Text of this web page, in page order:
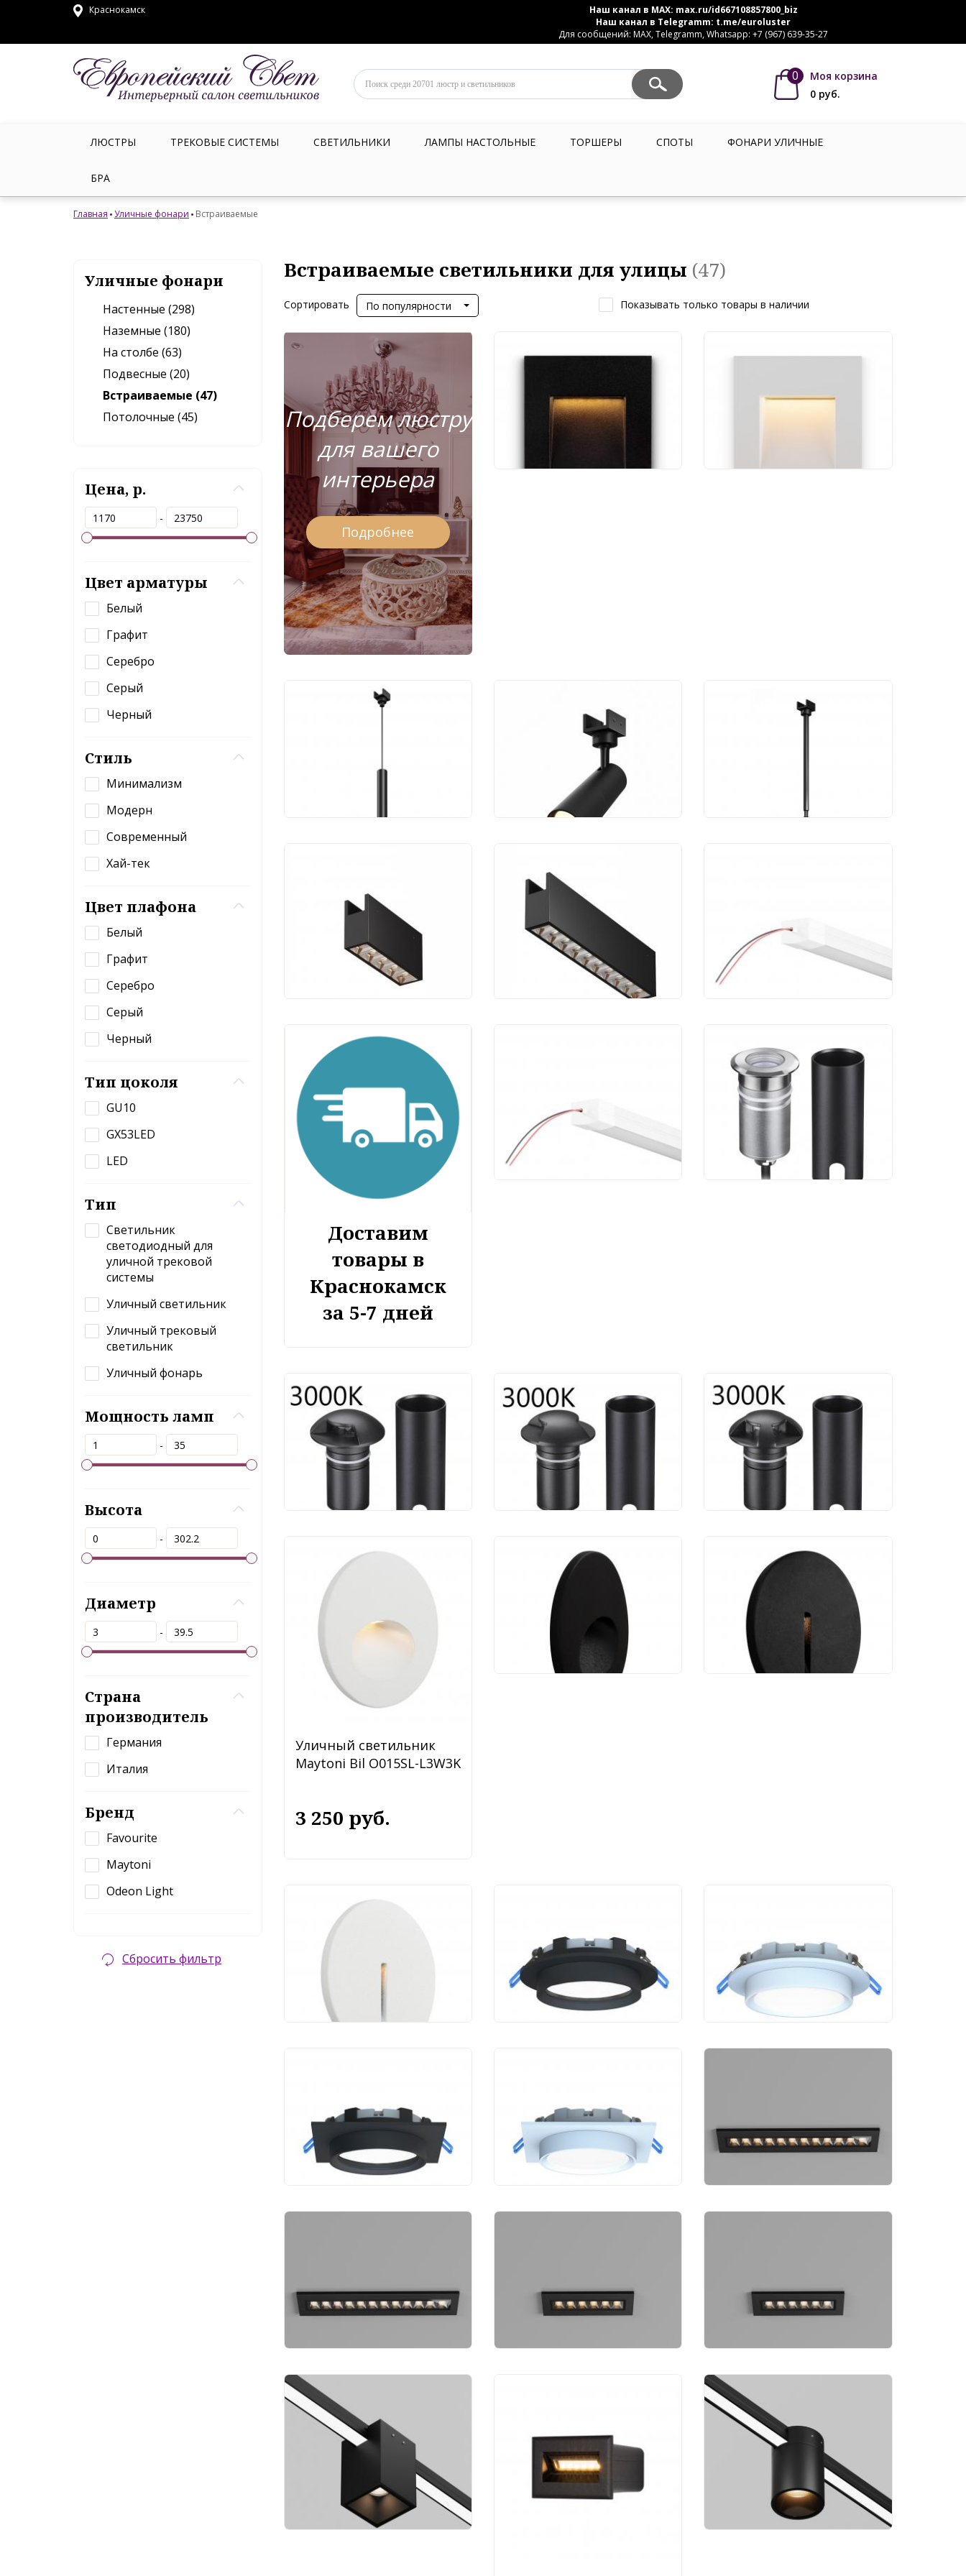
Краснокамск Наш канал в MAX: max.ru/id667108857800_biz
Наш канал в Telegramm: t.me/euroluster
Для сообщений: MAX, Telegramm, Whatsapp: +7 (967) 639-35-27
0
Моя корзина
0 руб.
ЛЮСТРЫ ТРЕКОВЫЕ СИСТЕМЫ СВЕТИЛЬНИКИ ЛАМПЫ НАСТОЛЬНЫЕ ТОРШЕРЫ СПОТЫ ФОНАРИ УЛИЧНЫЕ
БРА
Главная Уличные фонари Встраиваемые
Уличные фонари
Настенные (298)
Наземные (180)
На столбе (63)
Подвесные (20)
Встраиваемые (47)
Потолочные (45)
Цена, р.
-
Цвет арматуры
Белый
Графит
Серебро
Серый
Черный
Стиль
Минимализм
Модерн
Современный
Хай-тек
Цвет плафона
Белый
Графит
Серебро
Серый
Черный
Тип цоколя
GU10
GX53LED
LED
Тип
Светильник
светодиодный для
уличной трековой
системы
Уличный светильник
Уличный трековый
светильник
Уличный фонарь
Мощность ламп
-
Высота
-
Диаметр
-
Страна
производитель
Германия
Италия
Бренд
Favourite
Maytoni
Odeon Light
Сбросить фильтр
Встраиваемые светильники для улицы (47)
Сортировать По популярности Показывать только товары в наличии
Подберем люстру
для вашего
интерьера
Подробнее
Уличный фонарь
2 790 руб.
Уличный фонарь
Уличный трековый
6 482 руб.
светильник Maytoni
Focus O-TR01-1-S-8WB3K
8 190 руб.
Уличный трековый
светильник Maytoni
Points O-TR01-2-S-
7 350 руб.
светильник Maytoni
Points O-TR01-3-S-
20WB3K
7 343 руб.
IP O-TR001-LL-L20W3K
13 990 руб.
Доставим
товары в
Краснокамск
за 5-7 дней
IP O-TR001-LL-L30W3K
19 450 руб.
Уличный светильник
Odeon Light Ingro
6660/1GL3
4 621 руб.
Уличный светильник
Odeon Light Wald
6662/1GL3
5 377 руб.
Уличный светильник
Odeon Light Wald
6662/2GL3
5 472 руб.
Уличный светильник
Odeon Light Wald
6662/3GL3
5 566 руб.
Уличный светильник
Maytoni Bil O015SL-L3W3K
3 250 руб.
Уличный светильник
Maytoni Bil O015SL-L3B3K
3 250 руб.
Уличный светильник
Maytoni Lock O014SL-
L3B3K
3 250 руб.
Уличный светильник
Maytoni Lock O014SL-
L3W3K
3 250 руб. 1 170 руб. 1 170 руб.
1 170 руб. 1 170 руб. 8 190 руб.
8 190 руб. 5 390 руб. 5 390 руб.
Уличный трековый
светильник Maytoni
Outdoor Alfa O-TR01-3-S-
16WB3K
10 490 руб.
Уличный трековый
светильник Maytoni
Outdoor Alfa O-TR01-2-S-
7 343 руб.